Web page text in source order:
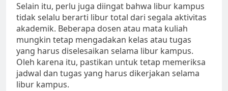
Selain itu, perlu juga diingat bahwa libur kampus
tidak selalu berarti libur total dari segala aktivitas
akademik. Beberapa dosen atau mata kuliah
mungkin tetap mengadakan kelas atau tugas
yang harus diselesaikan selama libur kampus.
Oleh karena itu, pastikan untuk tetap memeriksa
jadwal dan tugas yang harus dikerjakan selama
libur kampus.